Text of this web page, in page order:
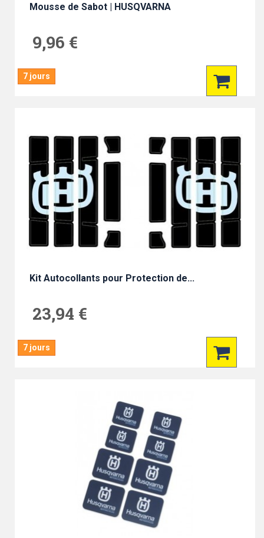
Mousse de Sabot | HUSQVARNA
9,96 €
7 jours
Kit Autocollants pour Protection de...
23,94 €
7 jours